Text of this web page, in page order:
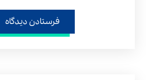
فرستادن دیدگاه